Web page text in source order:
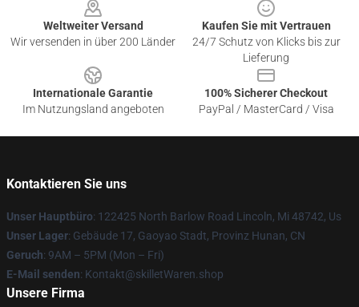
Weltweiter Versand
Wir versenden in über 200 Länder
Kaufen Sie mit Vertrauen
24/7 Schutz von Klicks bis zur
Lieferung
Internationale Garantie
Im Nutzungsland angeboten
100% Sicherer Checkout
PayPal / MasterCard / Visa
Kontaktieren Sie uns
Unser Hauptbüro: 122425 North Barlow Road Lincoln, Mi 48742, Us
Unser Lager: Gebäude 17, Gaoyao Stadt, Provinz Hunan, CN
Geruch: 9AM – 5PM (Mon – Fri)
E-Mail senden: Kontakt@skilletWaren.shop
Unsere Firma